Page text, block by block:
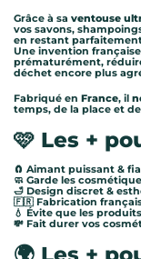
Grâce à sa ventouse
vos savons,
en restant
Une invention
prématurément,
déchet encore plus
Fabriqué en France, il
temps, de la place et
🩷 Les +
🧲 Aimant puissant &
🧼 Garde les
🛁 Design discret &
🇫🇷 Fabrication
💧 Évite que les
💸 Fait durer vos